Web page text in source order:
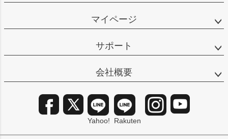
マイページ
サポート
会社概要
Yahoo! Rakuten